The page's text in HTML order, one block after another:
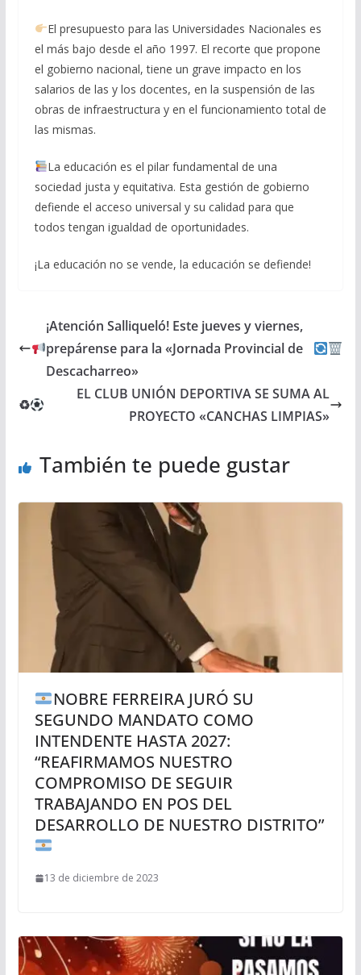
El presupuesto para las Universidades Nacionales es
el más bajo desde el año 1997. El recorte que propone
el gobierno nacional, tiene un grave impacto en los
salarios de las y los docentes, en la suspensión de las
obras de infraestructura y en el funcionamiento total de
las mismas.
La educación es el pilar fundamental de una
sociedad justa y equitativa. Esta gestión de gobierno
defiende el acceso universal y su calidad para que
todos tengan igualdad de oportunidades.
¡La educación no se vende, la educación se defiende!
¡Atención Salliqueló! Este jueves y viernes,
prepárense para la «Jornada Provincial de
Descacharreo»
♻
EL CLUB UNIÓN DEPORTIVA SE SUMA AL
PROYECTO «CANCHAS LIMPIAS»
También te puede gustar
NOBRE FERREIRA JURÓ SU
SEGUNDO MANDATO COMO
INTENDENTE HASTA 2027:
“REAFIRMAMOS NUESTRO
COMPROMISO DE SEGUIR
TRABAJANDO EN POS DEL
DESARROLLO DE NUESTRO DISTRITO”
13 de diciembre de 2023